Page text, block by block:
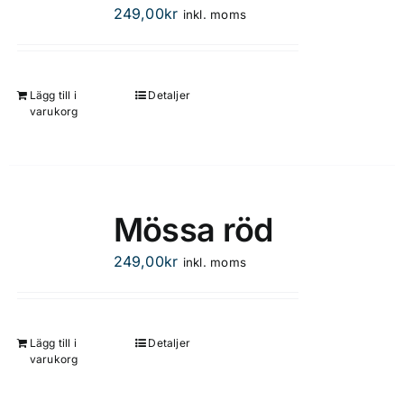
249,00kr inkl. moms
Lägg till i
varukorg
Detaljer
Mössa röd
249,00kr inkl. moms
Lägg till i
varukorg
Detaljer